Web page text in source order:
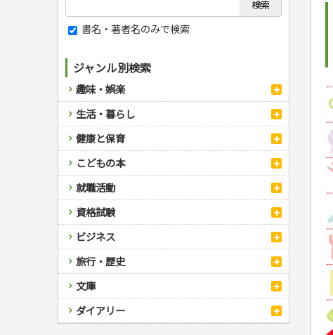
書名・著者名のみで検索
ジャンル別検索
趣味・娯楽
スポーツ
スポーツルール
野球
ゴルフ
トレーニング
ジュニアスポーツ
その他スポーツ
自然・アウトドア・ペット
アウトドア
犬・猫
ペット・飼育
園芸・野菜づくり
雑学
娯楽・ゲーム・占い
ナンプレ
囲碁・将棋・麻雀
ゲーム・マジック
家相・風水・占い
カルチャー・芸術・趣味
鉄道・車・自転車
音楽・楽器
趣味・鑑賞・カメラ
絵画・デッサン
俳句・詩・ことば
辞典・語学
辞典
語学・旅行会話
運転免許
原付・二輪
普通免許
その他免許
生活・暮らし
料理
料理・レシピ
おもてなし・ごちそう料理
各国料理
お弁当
健康メニュー・ダイエット
調理器具クッキング
お菓子・ケーキ・パン
飲み物・お酒
手芸・クラフト
編み物
ソーイング
クラフト
住まい・インテリア・暮らし
インテリア・ハウジング
収納・掃除・暮らし
美容・ファッション
ダイエット・エクササイズ
メイク・ネイル・ヘア
着物・着つけ
冠婚葬祭・手紙・ペン字
冠婚葬祭・スピーチ・マナー
手紙・ペン字
妊娠・出産・育児
妊娠・出産・育児
離乳食・幼児食・こどもレシピ
健康と保育
家庭医学・健康
ツボ・マッサージ
家庭医学・病気
健康知識
栄養事典
生活習慣病
看護・介護
看護一般
介護一般
保育・教育
パネルシアター
指導マニュアル
こどもの本
児童一般
おりがみ・あやとり
なぞなぞ・ゲーム
占い・心理ゲーム
のりもの・ずかん
読み物・絵本
音と光のでる絵本
学参・ドリル
夏休みドリル
総復習ドリル
学習・地図
自由研究・読書感想文
えんぴつちょう
就職活動
就職活動
就職試験
公務員試験
資格試験
検定試験・資格試験
英語検定・TOEIC
漢字検定・数学検定
簿記検定
ケアマネジャー
介護・社会福祉士
ビジネス
経営・経済・法律
マネー・株・資産
簿記・経理・税金・保険
その他ビジネス
自己啓発
ビジネス読み物
旅行・歴史
国内・海外旅行
国外旅行
国内旅行
散歩・グルメ
地理・歴史
地理・地図
歴史
文庫
文庫
成美文庫
ダイアリー